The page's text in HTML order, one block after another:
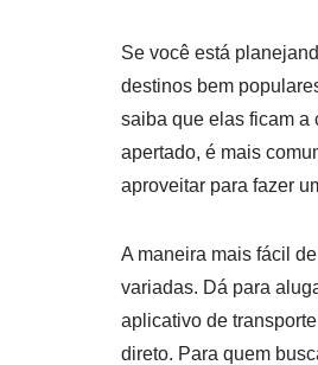
Se você está
destinos bem
saiba que elas ficam a
apertado, é mais
aproveitar para fazer
A maneira mais fácil
variadas. Dá para
aplicativo de
direto. Para quem